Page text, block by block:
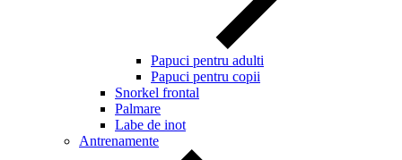
Papuci pentru adulti
Papuci pentru copii
Snorkel frontal
Palmare
Labe de inot
Antrenamente